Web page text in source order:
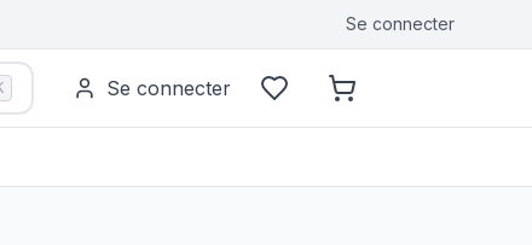
Se connecter
Se connecter